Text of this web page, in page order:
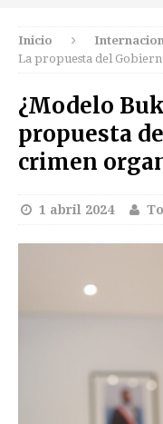
Inicio
La propuesta del
¿Modelo
propuesta
crimen
1 abril 2024